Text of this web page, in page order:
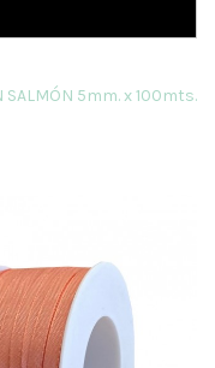
SALMÓN 5mm. x 100mts.